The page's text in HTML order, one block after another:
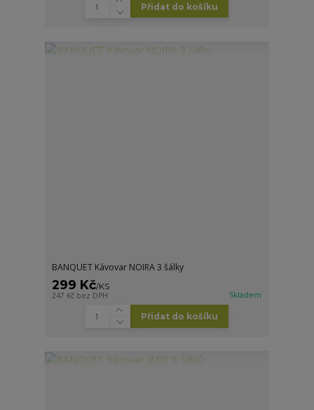
Přidat do košíku
BANQUET Kávovar NOIRA 3 šálky
299 Kč/KS
247 Kč bez DPH Skladem
Přidat do košíku